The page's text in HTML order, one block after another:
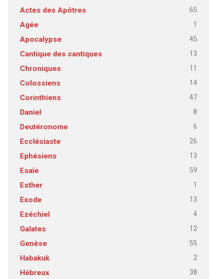
Actes des Apôtres 65
Agée 1
Apocalypse 45
Cantique des cantiques 13
Chroniques 11
Colossiens 14
Corinthiens 47
Daniel 8
Deutéronome 6
Ecclésiaste 26
Ephésiens 13
Esaïe 59
Esther 1
Exode 13
Ezéchiel 4
Galates 12
Genèse 55
Habakuk 2
Hébreux 38